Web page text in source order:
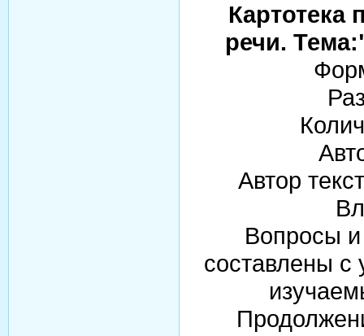
Картотека
речи.
Автор
Вопросы и
составлены с